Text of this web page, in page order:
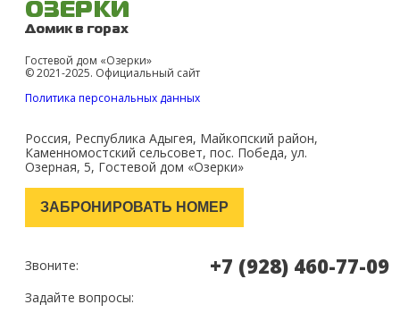
ОЗЕРКИ
Домик в горах
Гостевой дом «Озерки»
© 2021-2025. Официальный сайт
Политика персональных данных
Россия, Республика Адыгея, Майкопский район,
Каменномостский сельсовет, пос. Победа, ул.
Озерная, 5, Гостевой дом «Озерки»
ЗАБРОНИРОВАТЬ НОМЕР
Звоните: +7 (928) 460-77-09
Задайте вопросы: